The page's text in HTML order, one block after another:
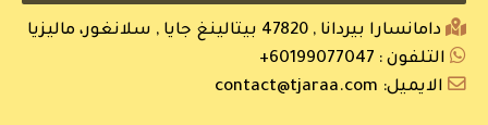
دامانسارا بيردانا , 47820 بيتالينغ جايا , سلانغور، ماليزيا
التلفون : 60199077047+
الايميل: contact@tjaraa.com